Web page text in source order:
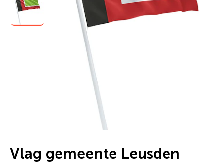
Vlag gemeente Leusden